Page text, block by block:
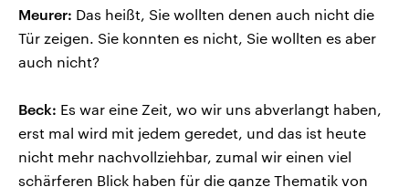
Meurer: Das heißt, Sie wollten denen auch nicht die
Tür zeigen. Sie konnten es nicht, Sie wollten es aber
auch nicht?
Beck: Es war eine Zeit, wo wir uns abverlangt haben,
erst mal wird mit jedem geredet, und das ist heute
nicht mehr nachvollziehbar, zumal wir einen viel
schärferen Blick haben für die ganze Thematik von